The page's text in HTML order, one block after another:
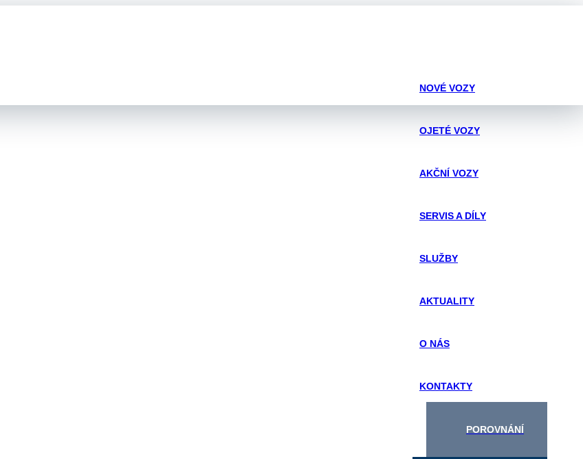
NOVÉ VOZY
OJETÉ VOZY
AKČNÍ VOZY
SERVIS A DÍLY
SLUŽBY
AKTUALITY
O NÁS
KONTAKTY
POROVNÁNÍ